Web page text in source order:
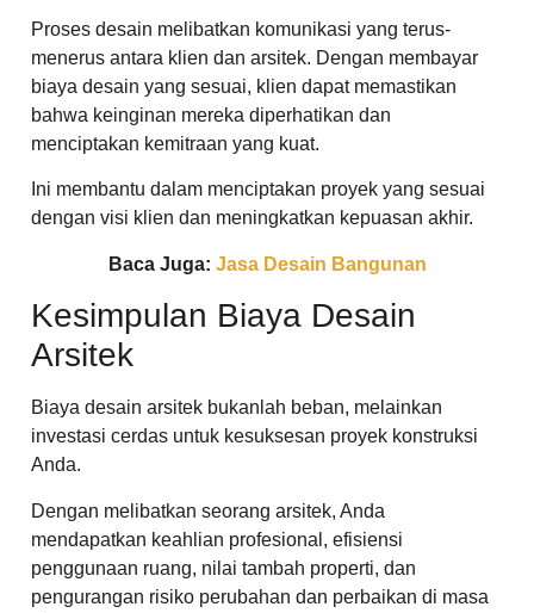
Proses desain melibatkan komunikasi yang terus-
menerus antara klien dan arsitek. Dengan membayar
biaya desain yang sesuai, klien dapat memastikan
bahwa keinginan mereka diperhatikan dan
menciptakan kemitraan yang kuat.
Ini membantu dalam menciptakan proyek yang sesuai
dengan visi klien dan meningkatkan kepuasan akhir.
Baca Juga: Jasa Desain Bangunan
Kesimpulan Biaya Desain
Arsitek
Biaya desain arsitek bukanlah beban, melainkan
investasi cerdas untuk kesuksesan proyek konstruksi
Anda.
Dengan melibatkan seorang arsitek, Anda
mendapatkan keahlian profesional, efisiensi
penggunaan ruang, nilai tambah properti, dan
pengurangan risiko perubahan dan perbaikan di masa